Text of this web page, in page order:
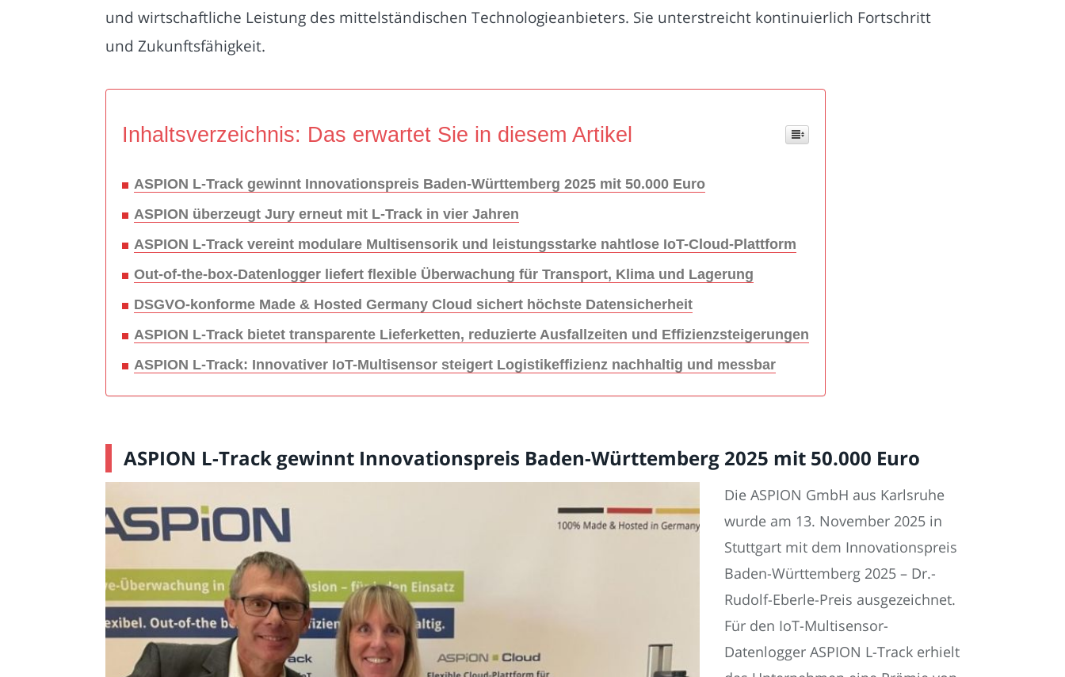
und wirtschaftliche Leistung des mittelständischen Technologieanbieters. Sie unterstreicht kontinuierlich Fortschritt
und Zukunftsfähigkeit.
Inhaltsverzeichnis: Das erwartet Sie in diesem Artikel
ASPION L-Track gewinnt Innovationspreis Baden-Württemberg 2025 mit 50.000 Euro
ASPION überzeugt Jury erneut mit L-Track in vier Jahren
ASPION L-Track vereint modulare Multisensorik und leistungsstarke nahtlose IoT-Cloud-Plattform
Out-of-the-box-Datenlogger liefert flexible Überwachung für Transport, Klima und Lagerung
DSGVO-konforme Made & Hosted Germany Cloud sichert höchste Datensicherheit
ASPION L-Track bietet transparente Lieferketten, reduzierte Ausfallzeiten und Effizienzsteigerungen
ASPION L-Track: Innovativer IoT-Multisensor steigert Logistikeffizienz nachhaltig und messbar
ASPION L-Track gewinnt Innovationspreis Baden-Württemberg 2025 mit 50.000 Euro
Die ASPION GmbH aus Karlsruhe
wurde am 13. November 2025 in
Stuttgart mit dem Innovationspreis
Baden-Württemberg 2025 – Dr.-
Rudolf-Eberle-Preis ausgezeichnet.
Für den IoT-Multisensor-
Datenlogger ASPION L-Track erhielt